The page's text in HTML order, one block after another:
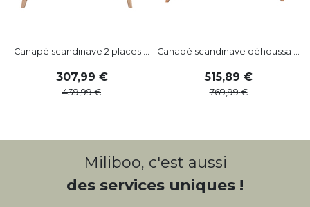
Canapé scandinave 2 places ...
307,99
439,99
Canapé scandinave déhoussa ...
515,89
769,99
Miliboo, c'est aussi
des services uniques !